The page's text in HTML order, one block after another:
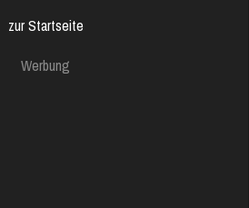
zur Startseite
Werbung